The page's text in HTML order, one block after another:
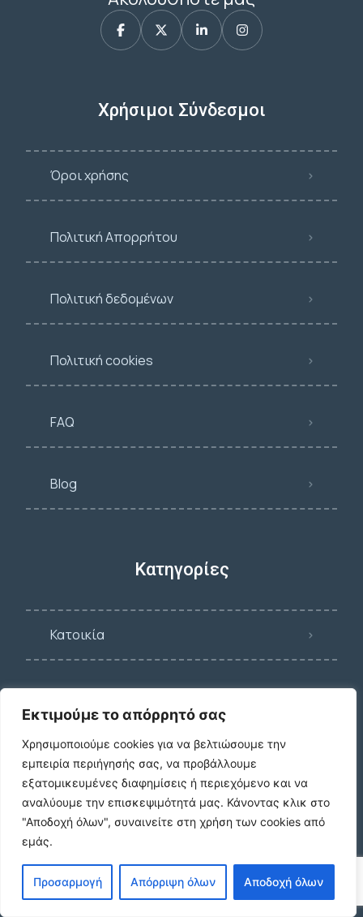
Εκτιμούμε το απόρρητό σας
Χρησιμοποιούμε cookies για να βελτιώσουμε την
εμπειρία περιήγησής σας, να προβάλλουμε
εξατομικευμένες διαφημίσεις ή περιεχόμενο και να
αναλύουμε την επισκεψιμότητά μας. Κάνοντας κλικ στο
"Αποδοχή όλων", συναινείτε στη χρήση των cookies από
εμάς.
Προσαρμογή Απόρριψη όλων Αποδοχή όλων
Χρήσιμοι Σύνδεσμοι
Όροι χρήσης
Πολιτική Απορρήτου
Πολιτική δεδομένων
Πολιτική cookies
FAQ
Blog
Κατηγορίες
Κατοικία
Επαγγ. Στέγη
Λοιπά ακίνητα